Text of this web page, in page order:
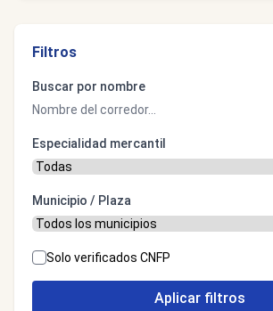
Filtros
Buscar por nombre
Especialidad mercantil
Municipio / Plaza
Solo verificados CNFP
Aplicar filtros